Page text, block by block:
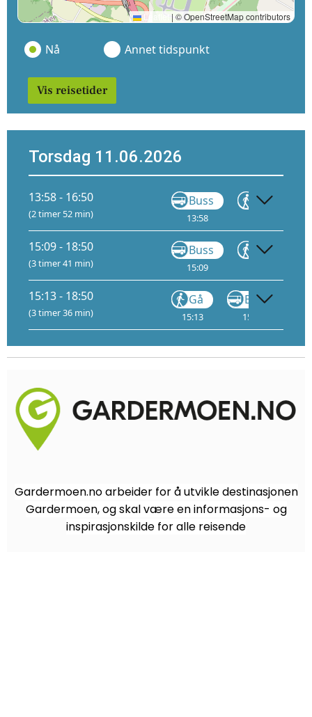
Leaflet | © OpenStreetMap contributors
Nå Annet tidspunkt
Vis reisetider
Torsdag 11.06.2026
13:58 - 16:50
(2 timer 52 min)
Buss
13:58
Gå
15:09 - 18:50
(3 timer 41 min)
Buss
15:09
Gå
15:13 - 18:50
(3 timer 36 min)
Gå
15:13
Buss
15:26
Gardermoen.no arbeider for å utvikle destinasjonen
Gardermoen, og skal være en informasjons- og
inspirasjonskilde for alle reisende